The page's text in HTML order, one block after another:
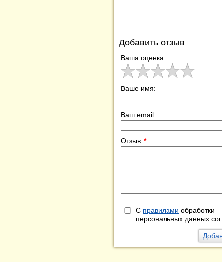
Добавить отзыв
Ваша оценка:
Ваше имя:
Ваш email:
Отзыв:*
С правилами обработки
персональных данных